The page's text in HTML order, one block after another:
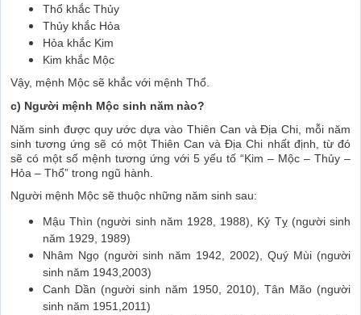
Thổ khắc Thủy
Thủy khắc Hỏa
Hỏa khắc Kim
Kim khắc Mộc
Vậy, mệnh Mộc sẽ khắc với mệnh Thổ.
c) Người mệnh Mộc sinh năm nào?
Năm sinh được quy ước dựa vào Thiên Can và Địa Chi, mỗi năm
sinh tương ứng sẽ có một Thiên Can và Địa Chi nhất định, từ đó
sẽ có một số mệnh tương ứng với 5 yếu tố “Kim – Mộc – Thủy –
Hỏa – Thổ” trong ngũ hành.
Người mệnh Mộc sẽ thuộc những năm sinh sau:
Mậu Thìn (người sinh năm 1928, 1988), Kỷ Tỵ (người sinh
năm 1929, 1989)
Nhâm Ngọ (người sinh năm 1942, 2002), Quý Mùi (người
sinh năm 1943,2003)
Canh Dần (người sinh năm 1950, 2010), Tân Mão (người
sinh năm 1951,2011)